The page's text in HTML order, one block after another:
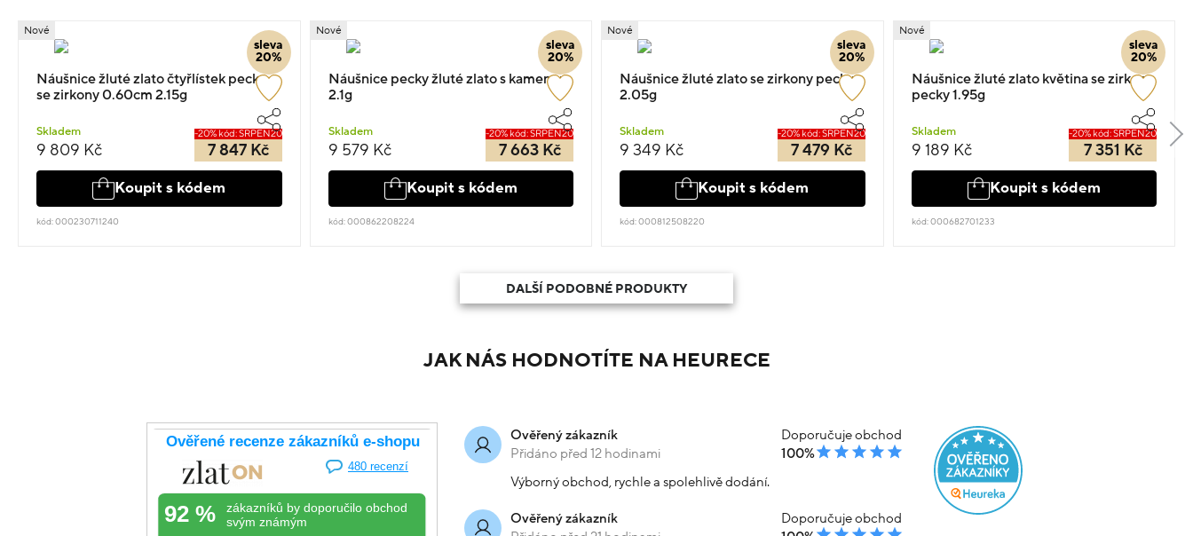
sleva
20%
Nové
Náušnice žluté zlato čtyřlístek pecky
se zirkony 0.60cm 2.15g
Skladem
9 809 Kč
-20% kód: SRPEN20
7 847 Kč
Koupit s kódem
kód: 000230711240
sleva
20%
Nové
Náušnice pecky žluté zlato s kamenem
2.1g
Skladem
9 579 Kč
-20% kód: SRPEN20
7 663 Kč
Koupit s kódem
kód: 000862208224
sleva
20%
Nové
Náušnice žluté zlato se zirkony pecky
2.05g
Skladem
9 349 Kč
-20% kód: SRPEN20
7 479 Kč
Koupit s kódem
kód: 000812508220
sleva
20%
Nové
Náušnice žluté zlato květina se zirkony
pecky 1.95g
Skladem
9 189 Kč
-20% kód: SRPEN20
7 351 Kč
Koupit s kódem
kód: 000682701233
DALŠÍ PODOBNÉ PRODUKTY
JAK NÁS HODNOTÍTE NA HEURECE
Ověřený zákazník
Přidáno před 12 hodinami
Doporučuje obchod
100%
Výborný obchod, rychle a spolehlivě dodání.
Ověřený zákazník
Doporučuje obchod